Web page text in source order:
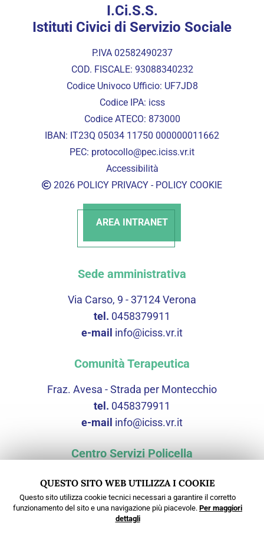
I.Ci.S.S.
Istituti Civici di Servizio Sociale
P.IVA 02582490237
COD. FISCALE: 93088340232
Codice Univoco Ufficio: UF7JD8
Codice IPA: icss
Codice ATECO: 873000
IBAN: IT23Q 05034 11750 000000011662
PEC: protocollo@pec.iciss.vr.it
Accessibilità
2026 POLICY PRIVACY - POLICY COOKIE
AREA INTRANET
Sede amministrativa
Via Carso, 9 - 37124 Verona
tel. 0458379911
e-mail info@iciss.vr.it
Comunità Terapeutica
Fraz. Avesa - Strada per Montecchio
tel. 0458379911
e-mail info@iciss.vr.it
Centro Servizi Policella
Via Scopella, 3 - 37060 Castel d'Azzano (VR)
tel.0458379911
e-mailcspolicella@iciss.vr.it
QUESTO SITO WEB UTILIZZA I COOKIE
Questo sito utilizza cookie tecnici necessari a garantire il corretto
funzionamento del sito e una navigazione più piacevole. Per maggiori
dettagli